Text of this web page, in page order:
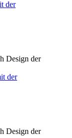
der
Design der
der
Design der